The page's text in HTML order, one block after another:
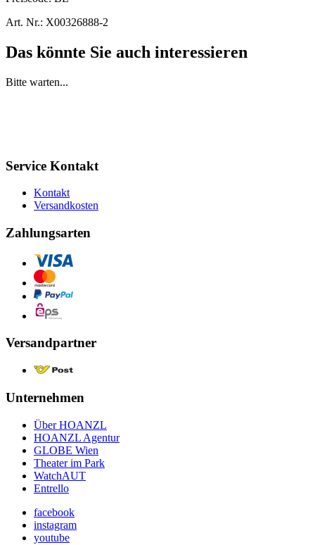
Art. Nr.: X00326888-2
Das könnte Sie auch interessieren
Bitte warten...
Service Kontakt
Kontakt
Versandkosten
Zahlungsarten
Versandpartner
Unternehmen
Über HOANZL
HOANZL Agentur
GLOBE Wien
Theater im Park
WatchAUT
Entrello
facebook
instagram
youtube